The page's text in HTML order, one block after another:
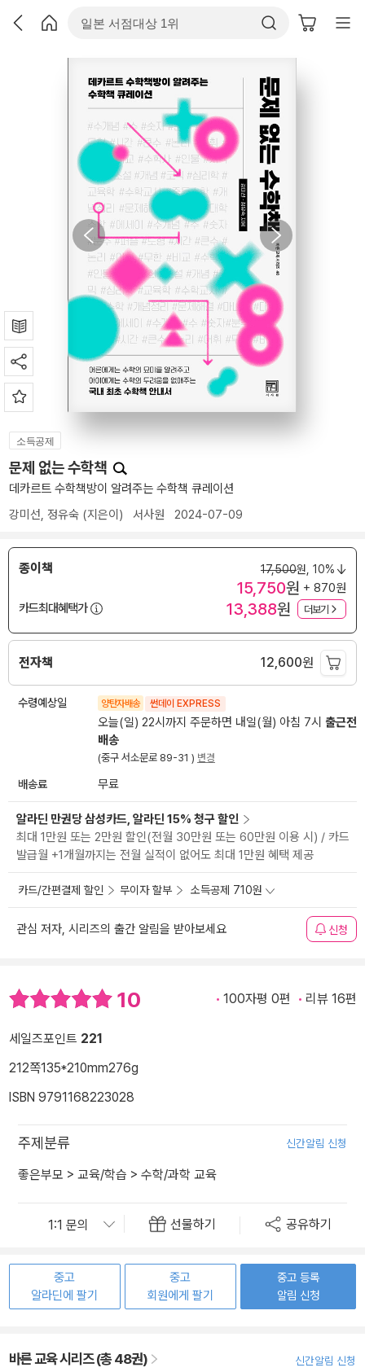
소득공제
문제 없는 수학책
데카르트 수학책방이 알려주는 수학책 큐레이션
강미선, 정유숙 (지은이) 서사원 2024-07-09
종이책 17,500원, 10%
15,750원 + 870원
카드최대혜택가
13,388원 더보기
전자책 12,600원
수령예상일 양탄자배송 썬데이 EXPRESS
오늘(일) 22시까지 주문하면 내일(월) 아침 7시 출근전
배송
(중구 서소문로 89-31 ) 변경
배송료 무료
알라딘 만권당 삼성카드, 알라딘 15% 청구 할인
최대 1만원 또는 2만원 할인(전월 30만원 또는 60만원 이용 시) / 카드
발급월 +1개월까지는 전월 실적이 없어도 최대 1만원 혜택 제공
카드/간편결제 할인 무이자 할부 소득공제 710원
관심 저자, 시리즈의 출간 알림을 받아보세요 신청
10 100자평 0편 리뷰 16편
세일즈포인트 221
212쪽135*210mm276g
ISBN 9791168223028
주제분류 신간알림 신청
좋은부모 > 교육/학습 > 수학/과학 교육
선물하기 공유하기
중고
알라딘에 팔기
중고
회원에게 팔기
중고 등록
알림 신청
바른 교육 시리즈 (총 48권) 신간알림 신청